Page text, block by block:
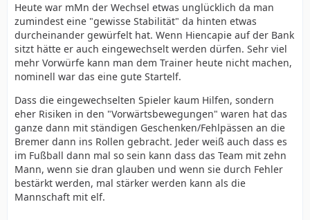
Heute war mMn der Wechsel etwas unglücklich da man
zumindest eine "gewisse Stabilität" da hinten etwas
durcheinander gewürfelt hat. Wenn Hiencapie auf der Bank
sitzt hätte er auch eingewechselt werden dürfen. Sehr viel
mehr Vorwürfe kann man dem Trainer heute nicht machen,
nominell war das eine gute Startelf.
Dass die eingewechselten Spieler kaum Hilfen, sondern
eher Risiken in den "Vorwärtsbewegungen" waren hat das
ganze dann mit ständigen Geschenken/Fehlpässen an die
Bremer dann ins Rollen gebracht. Jeder weiß auch dass es
im Fußball dann mal so sein kann dass das Team mit zehn
Mann, wenn sie dran glauben und wenn sie durch Fehler
bestärkt werden, mal stärker werden kann als die
Mannschaft mit elf.